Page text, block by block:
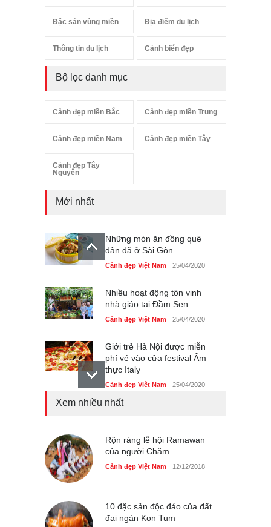
Đặc sản vùng miền Địa điểm du lịch
Thông tin du lịch Cảnh biển đẹp
Bộ lọc danh mục
Cảnh đẹp miền Bắc Cảnh đẹp miền Trung
Cảnh đẹp miền Nam Cảnh đẹp miền Tây
Cảnh đẹp Tây
Nguyên
Mới nhất
Những món ăn đồng quê
dân dã ở Sài Gòn
Cảnh đẹp Việt Nam 25/04/2020
Nhiều hoạt động tôn vinh
nhà giáo tại Đầm Sen
Cảnh đẹp Việt Nam 25/04/2020
Giới trẻ Hà Nội được miễn
phí vé vào cửa festival Ẩm
thực Italy
Cảnh đẹp Việt Nam 25/04/2020
Cảnh đẹp Việt Nam 25/04/2020
Bán đảo Sơn Trà sẽ là khu
Xem nhiều nhất
Rộn ràng lễ hội Ramawan
của người Chăm
Cảnh đẹp Việt Nam 12/12/2018
10 đặc sản độc đáo của đất
đại ngàn Kon Tum